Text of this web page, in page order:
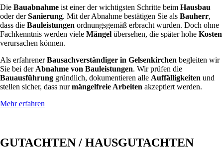
Die Bauabnahme ist einer der wichtigsten Schritte beim Hausbau
oder derSanierung. Mit der Abnahme bestätigen Sie als Bauherr,
dass die Bauleistungen ordnungsgemäß erbracht wurden. Doch ohne
Fachkenntnis werden viele Mängel übersehen, die später hohe Kosten
verursachen können.
Als erfahrenerBausachverständiger in Gelsenkirchen begleiten wir
Sie bei der Abnahme von Bauleistungen. Wir prüfen die
Bauausführung gründlich, dokumentieren alle Auffälligkeiten und
stellen sicher, dass nurmängelfreie Arbeiten akzeptiert werden.
Mehr erfahren
GUTACHTEN / HAUSGUTACHTEN